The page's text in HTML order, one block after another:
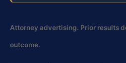
Attorney advertising. Prior results
outcome.